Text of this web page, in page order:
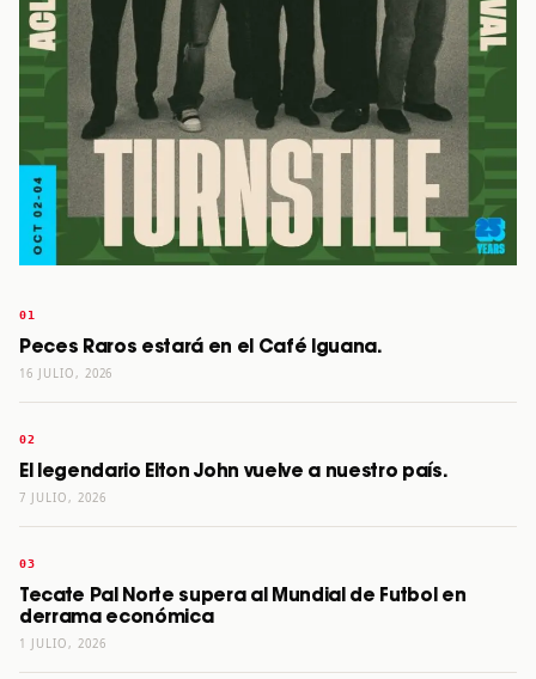
Peces Raros estará en el Café Iguana.
16 JULIO, 2026
El legendario Elton John vuelve a nuestro país.
7 JULIO, 2026
Tecate Pal Norte supera al Mundial de Futbol en
derrama económica
1 JULIO, 2026